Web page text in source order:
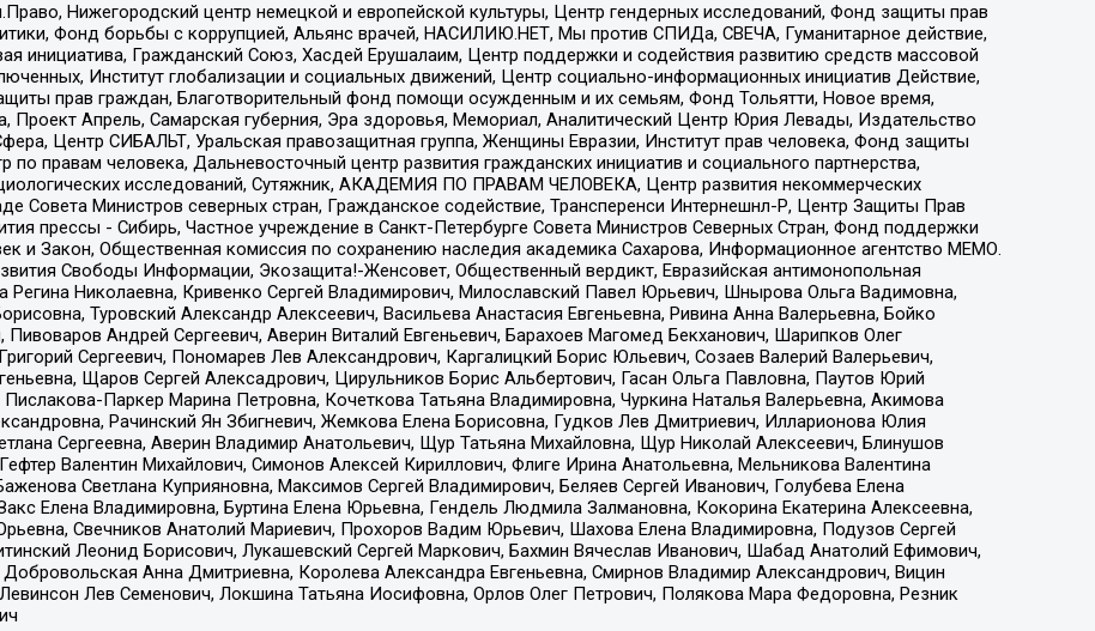
Нижегородский центр немецкой и европейской культуры, Центр гендерных исследований, Фонд защиты прав
Фонд борьбы с коррупцией, Альянс врачей, НАСИЛИЮ.НЕТ, Мы против СПИДа, СВЕЧА, Гуманитарное действие,
инициатива, Гражданский Союз, Хасдей Ерушалаим, Центр поддержки и содействия развитию средств массовой
Институт глобализации и социальных движений, Центр социально-информационных инициатив Действие,
прав граждан, Благотворительный фонд помощи осужденным и их семьям, Фонд Тольятти, Новое время,
Проект Апрель, Самарская губерния, Эра здоровья, Мемориал, Аналитический Центр Юрия Левады, Издательство
Центр СИБАЛЬТ, Уральская правозащитная группа, Женщины Евразии, Институт прав человека, Фонд защиты
по правам человека, Дальневосточный центр развития гражданских инициатив и социального партнерства,
исследований, Сутяжник, АКАДЕМИЯ ПО ПРАВАМ ЧЕЛОВЕКА, Центр развития некоммерческих
Совета Министров северных стран, Гражданское содействие, Трансперенси Интернешнл-Р, Центр Защиты Прав
прессы - Сибирь, Частное учреждение в Санкт-Петербурге Совета Министров Северных Стран, Фонд поддержки
и Закон, Общественная комиссия по сохранению наследия академика Сахарова, Информационное агентство МЕМО.
Свободы Информации, Экозащита!-Женсовет, Общественный вердикт, Евразийская антимонопольная
Регина Николаевна, Кривенко Сергей Владимирович, Милославский Павел Юрьевич, Шнырова Ольга Вадимовна,
Туровский Александр Алексеевич, Васильева Анастасия Евгеньевна, Ривина Анна Валерьевна, Бойко
Пивоваров Андрей Сергеевич, Аверин Виталий Евгеньевич, Барахоев Магомед Бекханович, Шарипков Олег
Сергеевич, Пономарев Лев Александрович, Каргалицкий Борис Юльевич, Созаев Валерий Валерьевич,
Щаров Сергей Алексадрович, Цирульников Борис Альбертович, Гасан Ольга Павловна, Паутов Юрий
Паркер Марина Петровна, Кочеткова Татьяна Владимировна, Чуркина Наталья Валерьевна, Акимова
Рачинский Ян Збигневич, Жемкова Елена Борисовна, Гудков Лев Дмитриевич, Илларионова Юлия
Сергеевна, Аверин Владимир Анатольевич, Щур Татьяна Михайловна, Щур Николай Алексеевич, Блинушов
Валентин Михайлович, Симонов Алексей Кириллович, Флиге Ирина Анатольевна, Мельникова Валентина
Светлана Куприяновна, Максимов Сергей Владимирович, Беляев Сергей Иванович, Голубева Елена
Елена Владимировна, Буртина Елена Юрьевна, Гендель Людмила Залмановна, Кокорина Екатерина Алексеевна,
Свечников Анатолий Мариевич, Прохоров Вадим Юрьевич, Шахова Елена Владимировна, Подузов Сергей
Леонид Борисович, Лукашевский Сергей Маркович, Бахмин Вячеслав Иванович, Шабад Анатолий Ефимович,
Анна Дмитриевна, Королева Александра Евгеньевна, Смирнов Владимир Александрович, Вицин
Лев Семенович, Локшина Татьяна Иосифовна, Орлов Олег Петрович, Полякова Мара Федоровна, Резник